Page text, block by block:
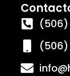
(506)
(506)